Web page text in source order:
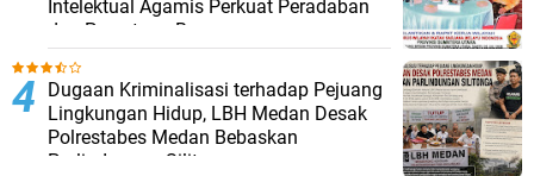
Intelektual Agamis Perkuat Peradaban
dan Persatuan Bangsa
Dugaan Kriminalisasi terhadap Pejuang
Lingkungan Hidup, LBH Medan Desak
Polrestabes Medan Bebaskan
Parlindungan Silitonga